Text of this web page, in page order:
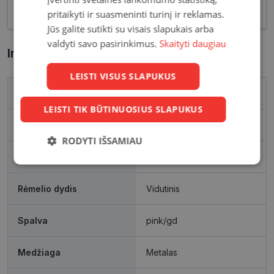
akcentas.
Informacija apie prekę
Prekės ženklas FURLA
Išleidimo metai 2020
Rėmelio dydis Vidutinis
Spalva pink/gd
Medžiaga Metalas
pritaikyti ir suasmeninti turinį ir reklamas.
Jūs galite sutikti su visais slapukais arba
valdyti savo pasirinkimus. Skaityti daugiau
LEISTI VISUS SLAPUKUS
LEISTI TIK BŪTINUOSIUS SLAPUKUS
RODYTI IŠSAMIAU
Būtinieji
Statistikos
slapukai
Rinkodaros
slapukai
Neklasifikuoti
slapukai